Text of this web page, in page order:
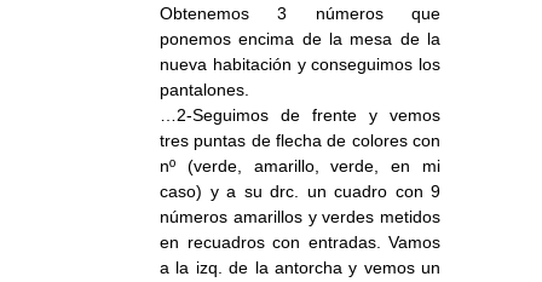
Obtenemos 3 números que
ponemos encima de la mesa de la
nueva habitación y conseguimos los
pantalones.
…2-Seguimos de frente y vemos
tres puntas de flecha de colores con
nº (verde, amarillo, verde, en mi
caso) y a su drc. un cuadro con 9
números amarillos y verdes metidos
en recuadros con entradas. Vamos
a la izq. de la antorcha y vemos un